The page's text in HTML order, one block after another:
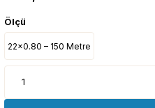
Ölçü
22x0.80 – 150 Metre